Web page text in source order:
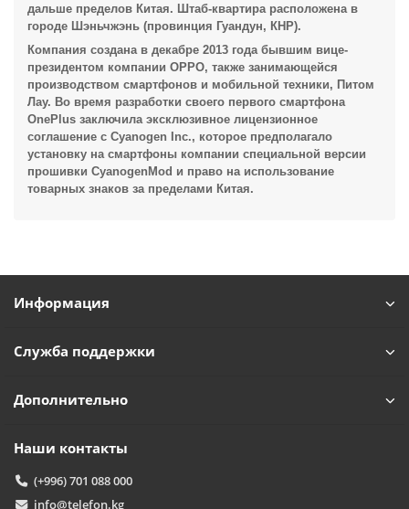
дальше пределов Китая. Штаб-квартира расположена в
городе Шэньчжэнь (провинция Гуандун, КНР).
Компания создана в декабре 2013 года бывшим вице-
президентом компании OPPO, также занимающейся
производством смартфонов и мобильной техники, Питом
Лау. Во время разработки своего первого смартфона
OnePlus заключила эксклюзивное лицензионное
соглашение с Cyanogen Inc., которое предполагало
установку на смартфоны компании специальной версии
прошивки CyanogenMod и право на использование
товарных знаков за пределами Китая.
Информация
Служба поддержки
Дополнительно
Наши контакты
(+996) 701 088 000
info@telefon.kg
T TelefonAI
Обычно отвечаем за минуту
Чем можем помочь?